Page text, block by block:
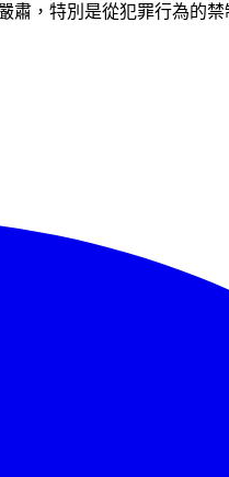
，特別是從犯罪行為的禁